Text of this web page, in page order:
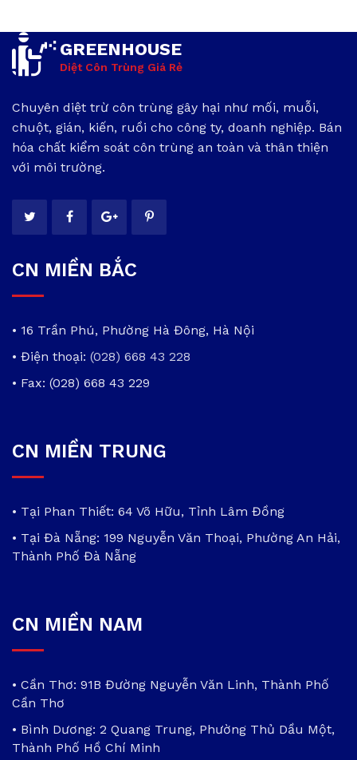
GREENHOUSE
Diệt Côn Trùng Giá Rẻ
Chuyên diệt trừ côn trùng gây hại như mối, muỗi,
chuột, gián, kiến, ruồi cho công ty, doanh nghiệp. Bán
hóa chất kiểm soát côn trùng an toàn và thân thiện
với môi trường.
CN MIỀN BẮC
• 16 Trần Phú, Phường Hà Đông, Hà Nội
• Điện thoại: (028) 668 43 228
• Fax: (028) 668 43 229
CN MIỀN TRUNG
• Tại Phan Thiết: 64 Võ Hữu, Tỉnh Lâm Đồng
• Tại Đà Nẵng: 199 Nguyễn Văn Thoại, Phường An Hải,
Thành Phố Đà Nẵng
CN MIỀN NAM
• Cần Thơ: 91B Đường Nguyễn Văn Linh, Thành Phố
Cần Thơ
• Bình Dương: 2 Quang Trung, Phường Thủ Dầu Một,
Thành Phố Hồ Chí Minh